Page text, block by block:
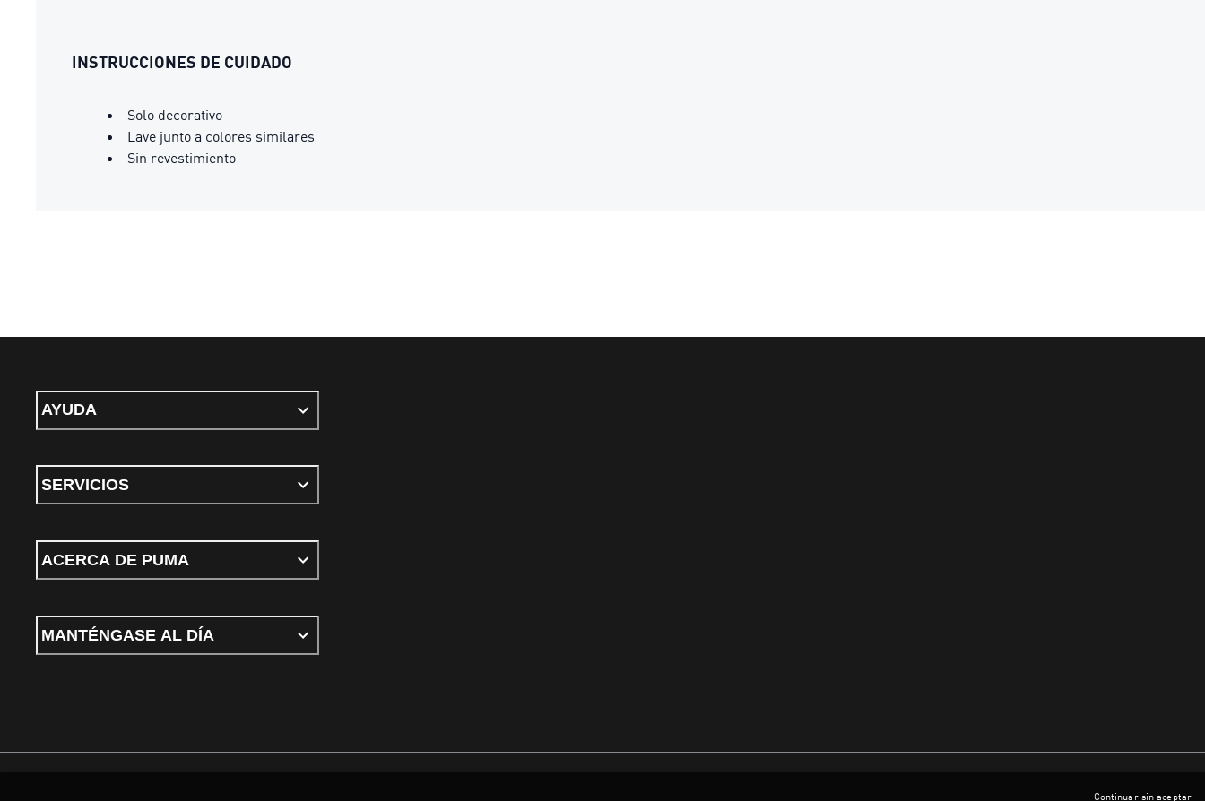
INSTRUCCIONES DE CUIDADO
Solo decorativo
Lave junto a colores similares
Sin revestimiento
AYUDA
SERVICIOS
ACERCA DE PUMA
MANTÉNGASE AL DÍA
Continuar sin aceptar